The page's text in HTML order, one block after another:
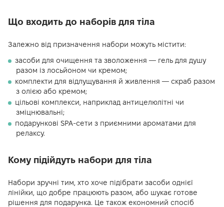
Що входить до наборів для тіла
Залежно від призначення набори можуть містити:
засоби для очищення та зволоження — гель для душу
разом із лосьйоном чи кремом;
комплекти для відлущування й живлення — скраб разом
з олією або кремом;
цільові комплекси, наприклад антицелюлітні чи
зміцнювальні;
подарункові SPA-сети з приємними ароматами для
релаксу.
Кому підійдуть набори для тіла
Набори зручні тим, хто хоче підібрати засоби однієї
лінійки, що добре працюють разом, або шукає готове
рішення для подарунка. Це також економний спосіб